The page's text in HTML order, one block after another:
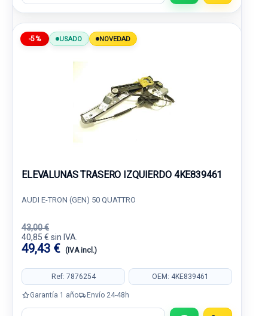
-5% USADO NOVEDAD
ELEVALUNAS TRASERO IZQUIERDO 4KE839461
AUDI E-TRON (GEN) 50 QUATTRO
43,00 €
40,85 € sin IVA.
49,43 € (IVA incl.)
Ref: 7876254 OEM: 4KE839461
Garantía 1 año Envío 24-48h